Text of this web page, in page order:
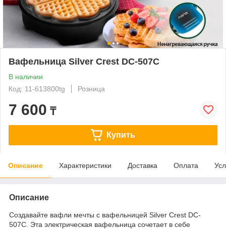
Вафельница Silver Crest DC-507C
В наличии
Код: 11-613800tg
Розница
7 600 ₸
Купить
Описание Характеристики Доставка Оплата
Описание
Создавайте вафли мечты с вафельницей Silver Crest DC-
507C. Эта электрическая вафельница сочетает в себе